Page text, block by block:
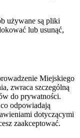
używane są pliki
lub usunąć,
Miejskiego
zwraca szczególną
do prywatności.
odpowiadają
dotyczącymi
zaakceptować.